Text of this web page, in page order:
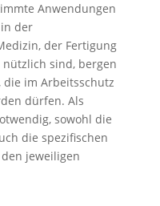
Anwendungen
der
der Fertigung
sind, bergen
die im Arbeitsschutz
dürfen. Als
sowohl die
die spezifischen
jeweiligen